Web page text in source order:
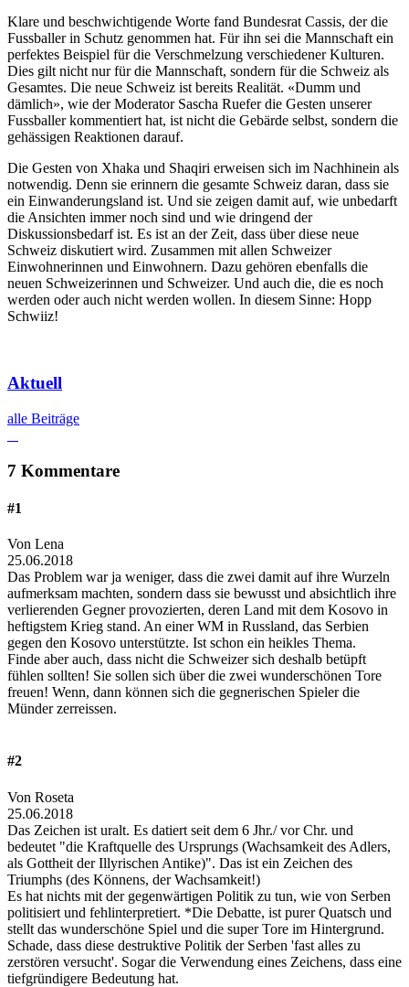
Klare und beschwichtigende Worte fand Bundesrat Cassis, der die
Fussballer in Schutz genommen hat. Für ihn sei die Mannschaft ein
perfektes Beispiel für die Verschmelzung verschiedener Kulturen.
Dies gilt nicht nur für die Mannschaft, sondern für die Schweiz als
Gesamtes. Die neue Schweiz ist bereits Realität. «Dumm und
dämlich», wie der Moderator Sascha Ruefer die Gesten unserer
Fussballer kommentiert hat, ist nicht die Gebärde selbst, sondern die
gehässigen Reaktionen darauf.
Die Gesten von Xhaka und Shaqiri erweisen sich im Nachhinein als
notwendig. Denn sie erinnern die gesamte Schweiz daran, dass sie
ein Einwanderungsland ist. Und sie zeigen damit auf, wie unbedarft
die Ansichten immer noch sind und wie dringend der
Diskussionsbedarf ist. Es ist an der Zeit, dass über diese neue
Schweiz diskutiert wird. Zusammen mit allen Schweizer
Einwohnerinnen und Einwohnern. Dazu gehören ebenfalls die
neuen Schweizerinnen und Schweizer. Und auch die, die es noch
werden oder auch nicht werden wollen. In diesem Sinne: Hopp
Schwiiz!
Aktuell
alle Beiträge
7 Kommentare
#1
Von Lena
25.06.2018
Das Problem war ja weniger, dass die zwei damit auf ihre Wurzeln
aufmerksam machten, sondern dass sie bewusst und absichtlich ihre
verlierenden Gegner provozierten, deren Land mit dem Kosovo in
heftigstem Krieg stand. An einer WM in Russland, das Serbien
gegen den Kosovo unterstützte. Ist schon ein heikles Thema.
Finde aber auch, dass nicht die Schweizer sich deshalb betüpft
fühlen sollten! Sie sollen sich über die zwei wunderschönen Tore
freuen! Wenn, dann können sich die gegnerischen Spieler die
Münder zerreissen.
#2
Von Roseta
25.06.2018
Das Zeichen ist uralt. Es datiert seit dem 6 Jhr./ vor Chr. und
bedeutet "die Kraftquelle des Ursprungs (Wachsamkeit des Adlers,
als Gottheit der Illyrischen Antike)". Das ist ein Zeichen des
Triumphs (des Könnens, der Wachsamkeit!)
Es hat nichts mit der gegenwärtigen Politik zu tun, wie von Serben
politisiert und fehlinterpretiert. *Die Debatte, ist purer Quatsch und
stellt das wunderschöne Spiel und die super Tore im Hintergrund.
Schade, dass diese destruktive Politik der Serben 'fast alles zu
zerstören versucht'. Sogar die Verwendung eines Zeichens, dass eine
tiefgründigere Bedeutung hat.